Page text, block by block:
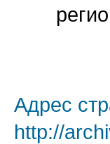
Адрес
http://